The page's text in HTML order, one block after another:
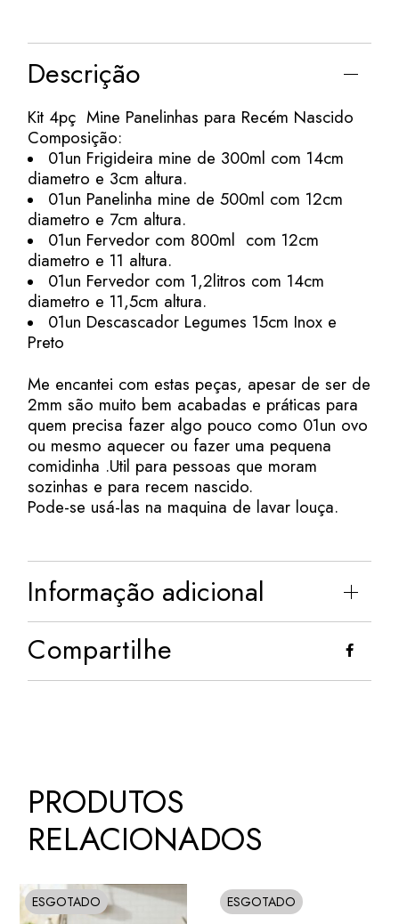
Descrição
Kit 4pç Mine Panelinhas para Recém Nascido
Composição:
01un Frigideira mine de 300ml com 14cm
diametro e 3cm altura.
01un Panelinha mine de 500ml com 12cm
diametro e 7cm altura.
01un Fervedor com 800ml com 12cm
diametro e 11 altura.
01un Fervedor com 1,2litros com 14cm
diametro e 11,5cm altura.
01un Descascador Legumes 15cm Inox e
Preto
Me encantei com estas peças, apesar de ser de
2mm são muito bem acabadas e práticas para
quem precisa fazer algo pouco como 01un ovo
ou mesmo aquecer ou fazer uma pequena
comidinha .Util para pessoas que moram
sozinhas e para recem nascido.
Pode-se usá-las na maquina de lavar louça.
Informação adicional
Compartilhe
PRODUTOS
RELACIONADOS
ESGOTADO
SOLD ESGOTADO
SOLD